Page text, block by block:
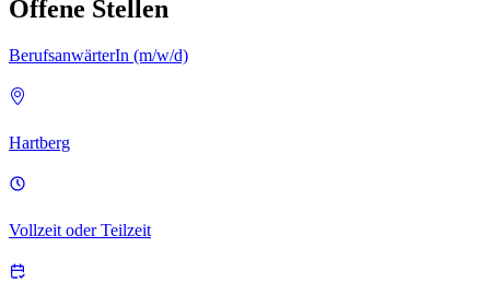
Offene Stellen
BerufsanwärterIn (m/w/d)
Hartberg
Vollzeit oder Teilzeit